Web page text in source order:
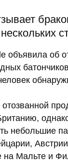
объявила об
небольшие
на Мальте и